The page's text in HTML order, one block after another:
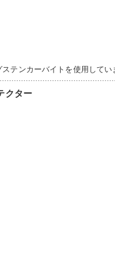
テンカーバイトを使用してい
クター